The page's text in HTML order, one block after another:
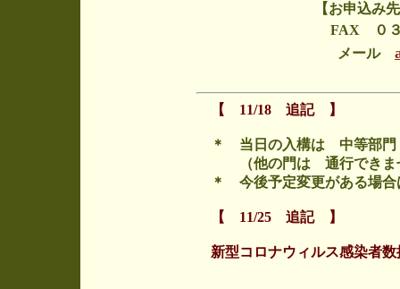
【お申込み
FAX ０３
メール
【 11/18 追記 】
＊ 当日の入構は 中等部
（他の門は 通行できま
＊ 今後予定変更がある場
【 11/25 追記 】
新型コロナウィルス感染者